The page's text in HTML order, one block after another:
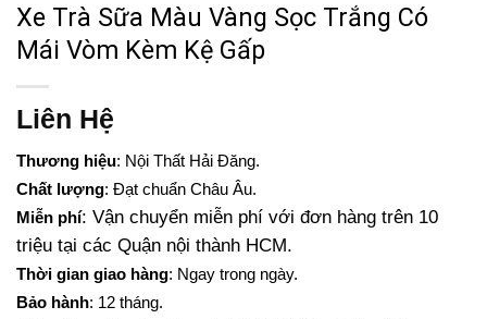
Xe Trà Sữa Màu Vàng Sọc Trắng Có
Mái Vòm Kèm Kệ Gấp
Liên Hệ
Thương hiệu: Nội Thất Hải Đăng.
Chất lượng: Đạt chuẩn Châu Âu.
Miễn phí: Vận chuyển miễn phí với đơn hàng trên 10
triệu tại các Quận nội thành HCM.
Thời gian giao hàng: Ngay trong ngày.
Bảo hành: 12 tháng.